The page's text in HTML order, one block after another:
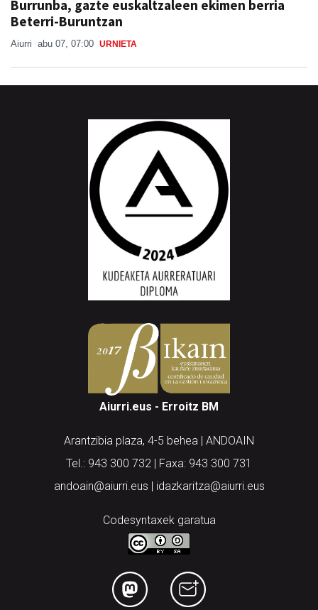
Aiurri abu 07, 07:00 URNIETA
Aiurri.eus - Erroitz BM
Arantzibia plaza, 4-5 behea | ANDOAIN
Tel.: 943 300 732 | Faxa: 943 300 731
andoain@aiurri.eus | idazkaritza@aiurri.eus
Codesyntaxek garatua
LEGE OHARRA